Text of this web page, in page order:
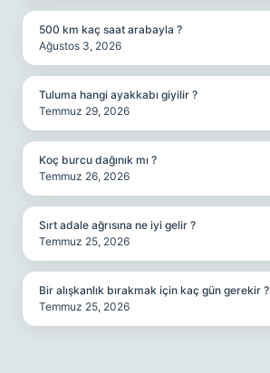
500 km kaç saat arabayla ?
Ağustos 3, 2026
Tuluma hangi ayakkabı giyilir ?
Temmuz 29, 2026
Koç burcu dağınık mı ?
Temmuz 26, 2026
Sırt adale ağrısına ne iyi gelir ?
Temmuz 25, 2026
Bir alışkanlık bırakmak için kaç gün gerekir ?
Temmuz 25, 2026